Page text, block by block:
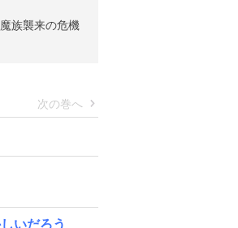
族襲来の危機
次の巻へ
いだろう